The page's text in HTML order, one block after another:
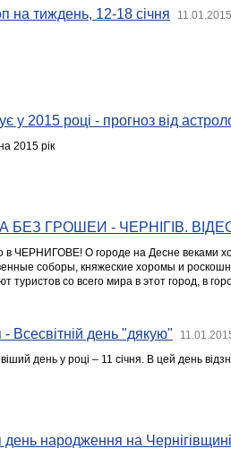
на тиждень, 12-18 січня
у 2015 році - прогноз від
2015 рік
БЕЗ ГРОШЕЙ - ЧЕРНІГІВ.
в ЧЕРНИГОВЕ! О городе на Десне веками
соборы, княжеские хоромы и
туристов со всего мира в этот город, в
- Всесвітній день "дякую"
день у році – 11 січня. В цей день
день народження на